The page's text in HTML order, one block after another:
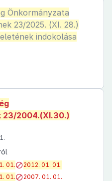
Önkormányzata
23/2025. (XI. 28.)
indokolása
23/2004.(XI.30.)
01.
2012. 01. 01.
01.
2007. 01. 01.